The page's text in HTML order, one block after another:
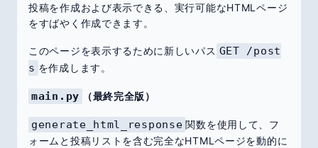
投稿を作成および表示できる、実行可能なHTMLページ
をすばやく作成できます。
このページを表示するために新しいパス GET /post
s を作成します。
main.py （最終完全版）
generate_html_response 関数を使用して、フ
ォームと投稿リストを含む完全なHTMLページを動的に